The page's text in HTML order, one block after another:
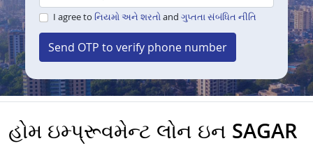
I agree to નિયમો અને શરતોand ગુપ્તતા સંબંધિત નીતિ
Send OTP to verify phone number
હોમ ઇમ્પ્રૂવમેન્ટ લોન ઇન SAGAR